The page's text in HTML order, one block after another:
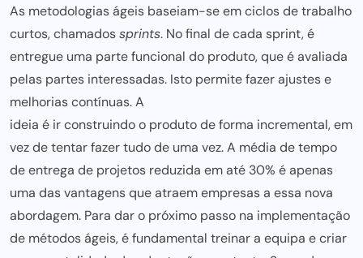
As metodologias ágeis baseiam-se em ciclos de trabalho
curtos, chamadossprints. No final de cada sprint, é
entregue uma parte funcional do produto, que é avaliada
pelas partes interessadas. Isto permite fazer ajustes e
melhorias contínuas. A
ideia é ir construindo o produto de forma incremental, em
vez de tentar fazer tudo de uma vez. A média de tempo
de entrega de projetos reduzida em até 30% é apenas
uma das vantagens que atraemempresas a essa nova
abordagem. Para dar o próximo passo na implementação
de métodos ágeis, é fundamental treinar a equipa e criar